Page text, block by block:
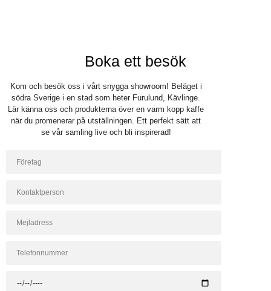
Boka ett besök
Kom och besök oss i vårt snygga showroom! Beläget i
södra Sverige i en stad som heter Furulund, Kävlinge.
Lär känna oss och produkterna över en varm kopp kaffe
när du promenerar på utställningen. Ett perfekt sätt att
se vår samling live och bli inspirerad!